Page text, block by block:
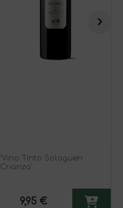
'Vino Tinto Solagüen
Crianza'
9,95 €